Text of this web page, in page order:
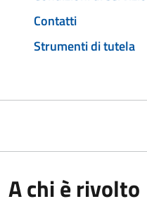
Contatti
Strumenti di tutela
A chi è rivolto